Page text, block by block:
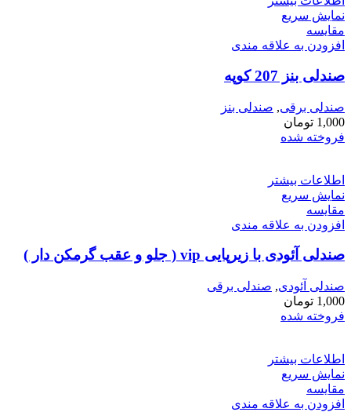
نمایش سریع
مقايسه
افزودن به علاقه مندی
صندلی بنز 207 کوپه
صندلی برقی, صندلی بنز
1,000 تومان
فروخته شده
اطلاعات بیشتر
نمایش سریع
مقايسه
افزودن به علاقه مندی
صندلی آئودی با زیرپایی vip ( جلو و عقب گرمکن دار )
صندلی آئودی, صندلی برقی
1,000 تومان
فروخته شده
اطلاعات بیشتر
نمایش سریع
مقايسه
افزودن به علاقه مندی